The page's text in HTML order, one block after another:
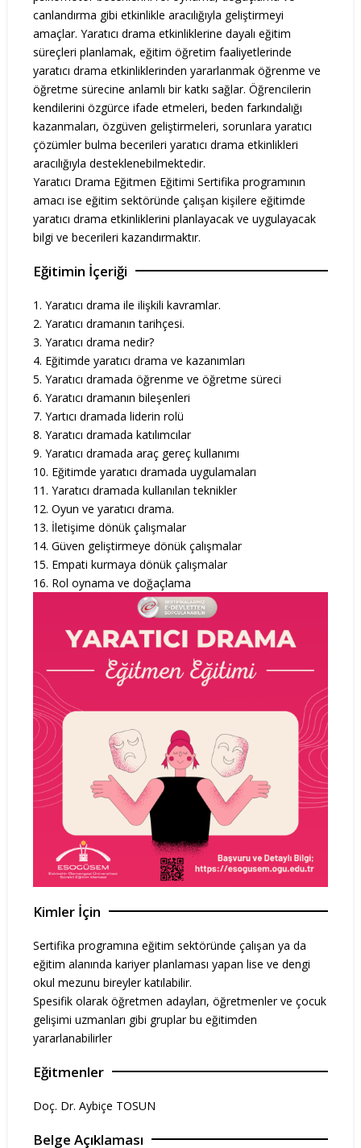
canlandırma gibi etkinlikle aracılığıyla geliştirmeyi
amaçlar. Yaratıcı drama etkinliklerine dayalı eğitim
süreçleri planlamak, eğitim öğretim faaliyetlerinde
yaratıcı drama etkinliklerinden yararlanmak öğrenme ve
öğretme sürecine anlamlı bir katkı sağlar. Öğrencilerin
kendilerini özgürce ifade etmeleri, beden farkındalığı
kazanmaları, özgüven geliştirmeleri, sorunlara yaratıcı
çözümler bulma becerileri yaratıcı drama etkinlikleri
aracılığıyla desteklenebilmektedir.
Yaratıcı Drama Eğitmen Eğitimi Sertifika programının
amacı ise eğitim sektöründe çalışan kişilere eğitimde
yaratıcı drama etkinliklerini planlayacak ve uygulayacak
bilgi ve becerileri kazandırmaktır.
Eğitimin İçeriği
1. Yaratıcı drama ile ilişkili kavramlar.
2. Yaratıcı dramanın tarihçesi.
3. Yaratıcı drama nedir?
4. Eğitimde yaratıcı drama ve kazanımları
5. Yaratıcı dramada öğrenme ve öğretme süreci
6. Yaratıcı dramanın bileşenleri
7. Yartıcı dramada liderin rolü
8. Yaratıcı dramada katılımcılar
9. Yaratıcı dramada araç gereç kullanımı
10. Eğitimde yaratıcı dramada uygulamaları
11. Yaratıcı dramada kullanılan teknikler
12. Oyun ve yaratıcı drama.
13. İletişime dönük çalışmalar
14. Güven geliştirmeye dönük çalışmalar
15. Empati kurmaya dönük çalışmalar
16. Rol oynama ve doğaçlama
Kimler İçin
Sertifika programına eğitim sektöründe çalışan ya da
eğitim alanında kariyer planlaması yapan lise ve dengi
okul mezunu bireyler katılabilir.
Spesifik olarak öğretmen adayları, öğretmenler ve çocuk
gelişimi uzmanları gibi gruplar bu eğitimden
yararlanabilirler
Eğitmenler
Doç. Dr. Aybiçe TOSUN
Belge Açıklaması